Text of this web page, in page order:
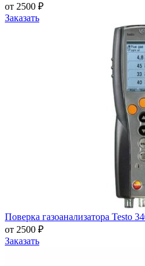
от 2500 ₽
Заказать
Поверка газоанализатора Testo
от 2500 ₽
Заказать